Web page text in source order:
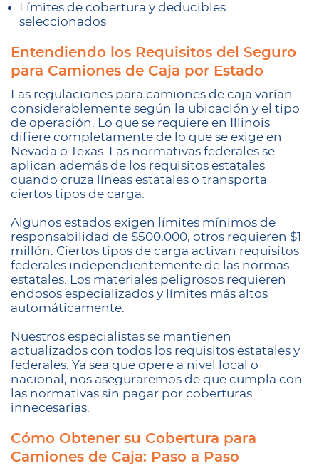
Límites de cobertura y deducibles
seleccionados
Entendiendo los Requisitos del Seguro
para Camiones de Caja por Estado
Las regulaciones para camiones de caja varían
considerablemente según la ubicación y el tipo
de operación. Lo que se requiere en Illinois
difiere completamente de lo que se exige en
Nevada o Texas. Las normativas federales se
aplican además de los requisitos estatales
cuando cruza líneas estatales o transporta
ciertos tipos de carga.
Algunos estados exigen límites mínimos de
responsabilidad de $500,000, otros requieren $1
millón. Ciertos tipos de carga activan requisitos
federales independientemente de las normas
estatales. Los materiales peligrosos requieren
endosos especializados y límites más altos
automáticamente.
Nuestros especialistas se mantienen
actualizados con todos los requisitos estatales y
federales. Ya sea que opere a nivel local o
nacional, nos aseguraremos de que cumpla con
las normativas sin pagar por coberturas
innecesarias.
Cómo Obtener su Cobertura para
Camiones de Caja: Paso a Paso